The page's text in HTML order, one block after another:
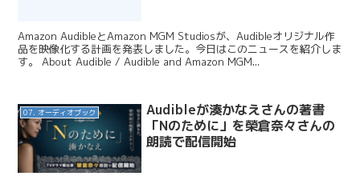
Amazon AudibleとAmazon MGM Studiosが、Audibleオリジナル作
品を映像化する計画を発表しました。今日はこのニュースを紹介しま
す。 About Audible / Audible and Amazon MGM...
07. オーディオブック
Audibleが湊かなえさんの著書
「Nのために」を榮倉奈々さんの
朗読で配信開始